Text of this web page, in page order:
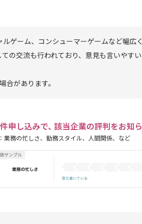
ゲーム、コンシューマーゲームなど幅広
の交流も行われており、意見も言いやす
合があります。
申し込みで､ 該当企業の評判をお知
業務の忙しさ、勤務スタイル、人間関係、など